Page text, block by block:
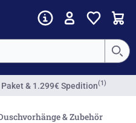
& 1.299€ Spedition(1)
& Zubehör